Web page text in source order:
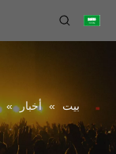
بيت » أخبار »